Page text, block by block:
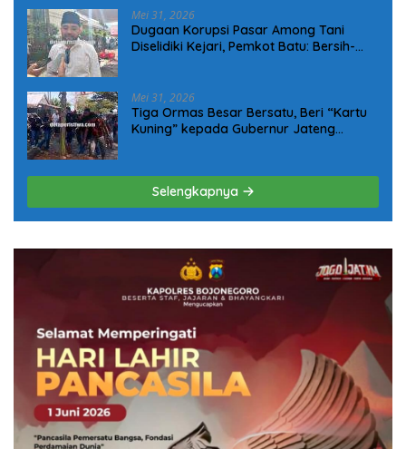
Mei 31, 2026
Dugaan Korupsi Pasar Among Tani
Diselidiki Kejari, Pemkot Batu: Bersih-
Mei 31, 2026
Tiga Ormas Besar Bersatu, Beri “Kartu
Kuning” kepada Gubernur Jateng
Selengkapnya